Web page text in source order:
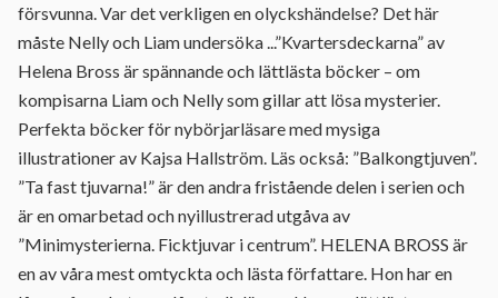
försvunna. Var det verkligen en olyckshändelse? Det här
måste Nelly och Liam undersöka ...”Kvartersdeckarna” av
Helena Bross är spännande och lättlästa böcker – om
kompisarna Liam och Nelly som gillar att lösa mysterier.
Perfekta böcker för nybörjarläsare med mysiga
illustrationer av Kajsa Hallström. Läs också: ”Balkongtjuven”.
”Ta fast tjuvarna!” är den andra fristående delen i serien och
är en omarbetad och nyillustrerad utgåva av
”Minimysterierna. Ficktjuvar i centrum”. HELENA BROSS är
en av våra mest omtyckta och lästa författare. Hon har en